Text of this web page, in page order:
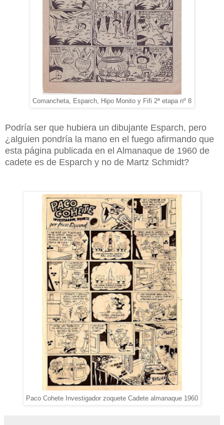
Comancheta, Esparch, Hipo Monito y Fifi 2ª etapa nº 8
Podría ser que hubiera un dibujante Esparch, pero
¿alguien pondría la mano en el fuego afirmando que
esta página publicada en el Almanaque de 1960 de
cadete es de Esparch y no de Martz Schmidt?
Paco Cohete Investigador zoquete Cadete almanaque 1960